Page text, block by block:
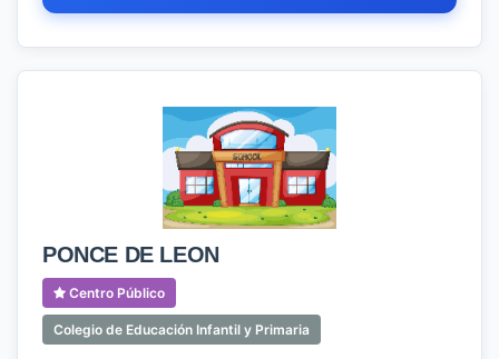
PONCE DE LEON
Centro Público
Colegio de Educación Infantil y Primaria